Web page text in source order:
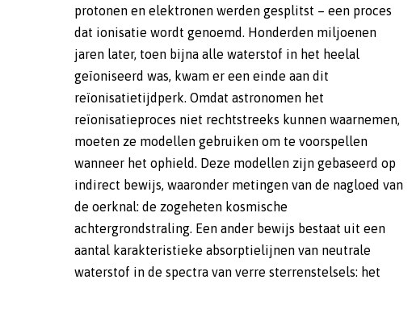
protonen en elektronen werden gesplitst – een proces
dat ionisatie wordt genoemd. Honderden miljoenen
jaren later, toen bijna alle waterstof in het heelal
geïoniseerd was, kwam er een einde aan dit
reïonisatietijdperk. Omdat astronomen het
reïonisatieproces niet rechtstreeks kunnen waarnemen,
moeten ze modellen gebruiken om te voorspellen
wanneer het ophield. Deze modellen zijn gebaseerd op
indirect bewijs, waaronder metingen van de nagloed van
de oerknal: de zogeheten kosmische
achtergrondstraling. Een ander bewijs bestaat uit een
aantal karakteristieke absorptielijnen van neutrale
waterstof in de spectra van verre sterrenstelsels: het
plaatsvond dan voorspeld. Dus wat is er aan de hand? Een
mogelijke verklaring zou kunnen zijn dat de gevestigde
modellen belangrijke informatie over het hoofd zien.
Soms komen geïoniseerde protonen en elektronen
bijvoorbeeld weer bij elkaar om weer neutrale
waterstofatomen te vormen – een proces dat
recombinatie heet. Als dit vaker gebeurt dan de huidige
modellen aannemen, zou dat kunnen betekenen dat er
meer extreem ultraviolet licht nodig was om het
volledige heelal te ioniseren. Maar om hier uitsluitsel
over te krijgen zullen astronomen nog dieper het heelal
in moeten kijken. (EE) (Image credit: M. Alvarez, R.